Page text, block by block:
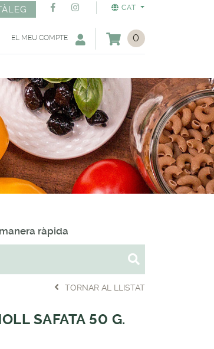
CAT
0
EL MEU COMPTE
ràpida
TORNAR AL LLISTAT
SAFATA 50 G.